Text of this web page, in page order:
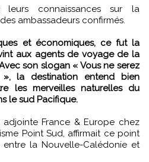
leurs connaissances sur la
ambassadeurs confirmés.
et économiques, ce fut la
aux agents de voyage de la
son slogan « Vous ne serez
», la destination entend bien
les merveilles naturelles du
le sud Pacifique.
France & Europe chez
Point Sud, affirmait ce point
la Nouvelle-Calédonie et